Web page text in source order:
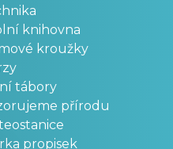
knihovna
kroužky
tábory
přírodu
propisek